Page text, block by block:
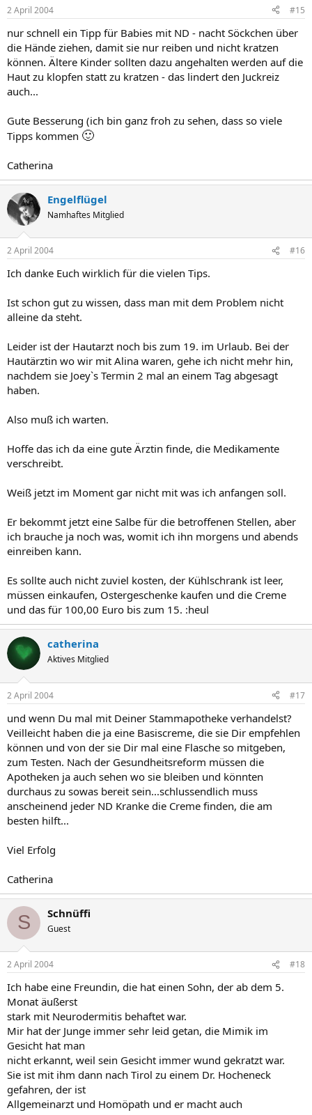
2 April 2004 #15
nur schnell ein Tipp für Babies mit ND - nacht Söckchen über
die Hände ziehen, damit sie nur reiben und nicht kratzen
können. Ältere Kinder sollten dazu angehalten werden auf die
Haut zu klopfen statt zu kratzen - das lindert den Juckreiz
auch...
Gute Besserung (ich bin ganz froh zu sehen, dass so viele
Tipps kommen 🙂
Catherina
Engelflügel
Namhaftes Mitglied
2 April 2004 #16
Ich danke Euch wirklich für die vielen Tips.
Ist schon gut zu wissen, dass man mit dem Problem nicht
alleine da steht.
Leider ist der Hautarzt noch bis zum 19. im Urlaub. Bei der
Hautärztin wo wir mit Alina waren, gehe ich nicht mehr hin,
nachdem sie Joey`s Termin 2 mal an einem Tag abgesagt
haben.
Also muß ich warten.
Hoffe das ich da eine gute Ärztin finde, die Medikamente
verschreibt.
Weiß jetzt im Moment gar nicht mit was ich anfangen soll.
Er bekommt jetzt eine Salbe für die betroffenen Stellen, aber
ich brauche ja noch was, womit ich ihn morgens und abends
einreiben kann.
Es sollte auch nicht zuviel kosten, der Kühlschrank ist leer,
müssen einkaufen, Ostergeschenke kaufen und die Creme
und das für 100,00 Euro bis zum 15. :heul
catherina
Aktives Mitglied
2 April 2004 #17
und wenn Du mal mit Deiner Stammapotheke verhandelst?
Veilleicht haben die ja eine Basiscreme, die sie Dir empfehlen
können und von der sie Dir mal eine Flasche so mitgeben,
zum Testen. Nach der Gesundheitsreform müssen die
Apotheken ja auch sehen wo sie bleiben und könnten
durchaus zu sowas bereit sein...schlussendlich muss
anscheinend jeder ND Kranke die Creme finden, die am
besten hilft...
Viel Erfolg
Catherina
S Schnüffi
Guest
2 April 2004 #18
Ich habe eine Freundin, die hat einen Sohn, der ab dem 5.
Monat äußerst
stark mit Neurodermitis behaftet war.
Mir hat der Junge immer sehr leid getan, die Mimik im
Gesicht hat man
nicht erkannt, weil sein Gesicht immer wund gekratzt war.
Sie ist mit ihm dann nach Tirol zu einem Dr. Hocheneck
gefahren, der ist
Allgemeinarzt und Homöpath und er macht auch